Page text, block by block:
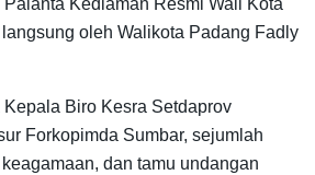
Kediaman Resmi Wali Kota
oleh Walikota Padang Fadly
Biro Kesra Setdaprov
Forkopimda Sumbar, sejumlah
dan tamu undangan